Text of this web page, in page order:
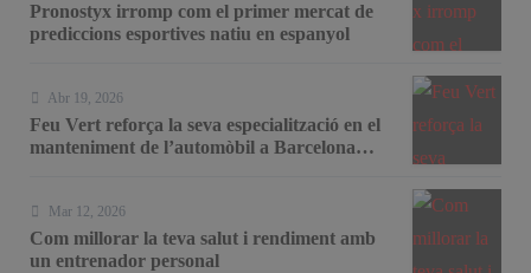
Pronostyx irromp com el primer mercat de
prediccions esportives natiu en espanyol
Abr 19, 2026
Feu Vert reforça la seva especialització en el
manteniment de l’automòbil a Barcelona
Mar 12, 2026
Com millorar la teva salut i rendiment amb
un entrenador personal